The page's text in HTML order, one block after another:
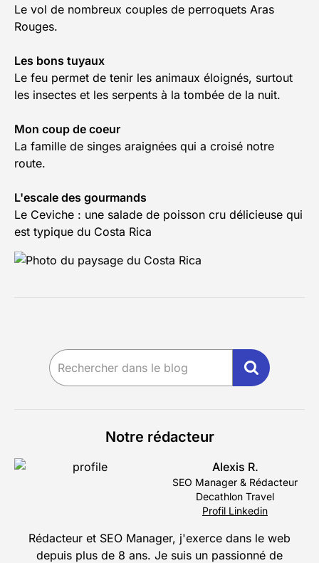
Le vol de nombreux couples de perroquets Aras
Rouges.
Les bons tuyaux
Le feu permet de tenir les animaux éloignés, surtout
les insectes et les serpents à la tombée de la nuit.
Mon coup de coeur
La famille de singes araignées qui a croisé notre
route.
L'escale des gourmands
Le Ceviche : une salade de poisson cru délicieuse qui
est typique du Costa Rica
Notre rédacteur
Alexis R.
SEO Manager & Rédacteur
Decathlon Travel
Profil Linkedin
Rédacteur et SEO Manager, j'exerce dans le web
depuis plus de 8 ans. Je suis un passionné de